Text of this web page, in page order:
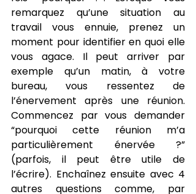
remarquez qu’une situation au
travail vous ennuie, prenez un
moment pour identifier en quoi elle
vous agace. Il peut arriver par
exemple qu’un matin, à votre
bureau, vous ressentez de
l’énervement après une réunion.
Commencez par vous demander
“pourquoi cette réunion m’a
particulièrement énervée ?”
(parfois, il peut être utile de
l’écrire). Enchaînez ensuite avec 4
autres questions comme, par